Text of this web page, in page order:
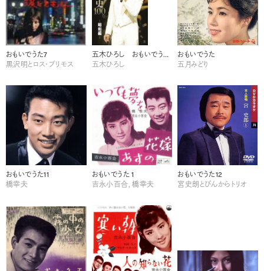
おもいでうた7
黒沢明とロス・プリモス
五木ひろし おもいでうた８
五木ひろし
おもいでうた
五月みどり
おもいでうた11
橋幸夫
おもいでうた 1
吉永小百合, 橋幸夫
おもいでうた12
宮史朗とぴんからトリオ